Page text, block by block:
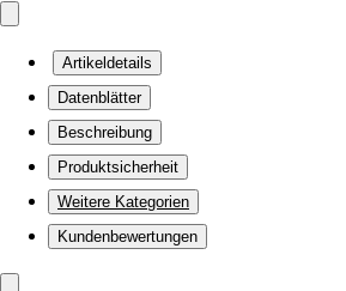
Artikeldetails
Datenblätter
Beschreibung
Produktsicherheit
Weitere Kategorien
Kundenbewertungen